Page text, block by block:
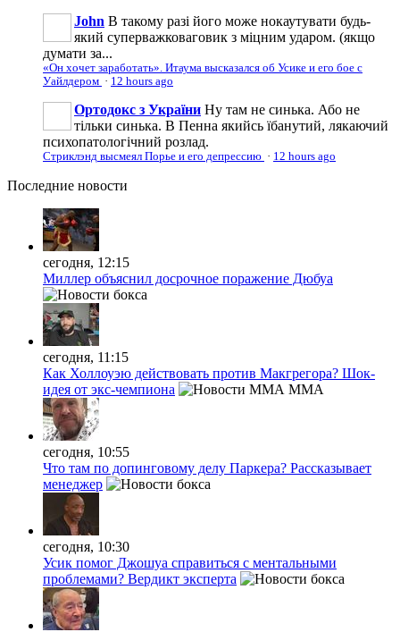
John В такому разі його може нокаутувати будь-
який суперважковаговик з міцним ударом. (якщо
думати за...
«Он хочет заработать». Итаума высказался об Усике и его бое с
Уайлдером · 12 hours ago
Ортодокс з України Ну там не синька. Або не
тільки синька. В Пенна якийсь їбанутий, лякаючий
психопатологічний розлад.
Стриклэнд высмеял Порье и его депрессию · 12 hours ago
Последние новости
сегодня, 12:15
Миллер объяснил досрочное поражение Дюбуа
сегодня, 11:15
Как Холлоуэю действовать против Макгрегора? Шок-
идея от экс-чемпиона
MMA
сегодня, 10:55
Что там по допинговому делу Паркера? Рассказывает
менеджер
сегодня, 10:30
Усик помог Джошуа справиться с ментальными
проблемами? Вердикт эксперта